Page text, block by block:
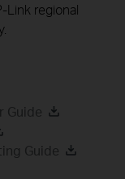
Link regional
Guide
Guide